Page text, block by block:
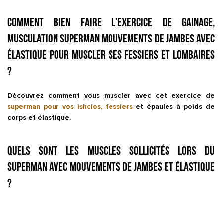
Comment bien faire l’exercice de gainage,
musculation Superman mouvements de jambes avec
élastique pour muscler ses fessiers et lombaires
?
Découvrez comment vous muscler avec cet exercice de
superman pour vos ishcios, fessierset épaules à poids de
corps et élastique.
Quels sont les muscles sollicités lors du
Superman avec mouvements de jambes et élastique
?